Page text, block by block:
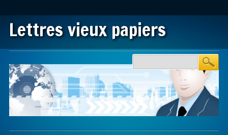
Lettres vieux papiers
Main menu